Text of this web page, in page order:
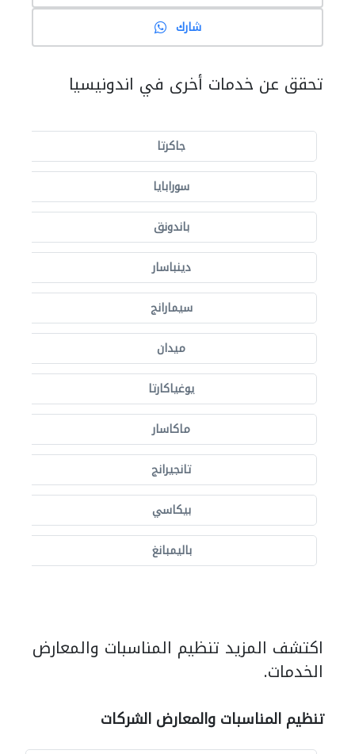
شارك
تحقق عن خدمات أخرى في اندونيسيا
جاكرتا
سورابايا
باندونق
دينباسار
سيمارانج
ميدان
يوغياكارتا
ماكاسار
تانجيرانج
بيكاسي
باليمبانغ
اكتشف المزيد تنظيم المناسبات والمعارض
الخدمات.
تنظيم المناسبات والمعارض الشركات